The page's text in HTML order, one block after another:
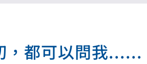
，都可以問我......